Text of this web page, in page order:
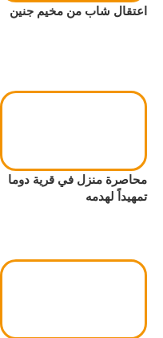
اعتقال شاب من مخيم جنين
محاصرة منزل في قرية دوما
تمهيداً لهدمه